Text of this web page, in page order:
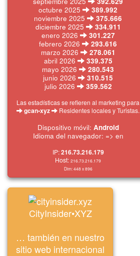
octubre 2025
389.992
noviembre 2025
375.666
diciembre 2025
334.911
enero 2026
301.227
febrero 2026
293.616
marzo 2026
278.061
abril 2026
339.375
mayo 2026
280.543
junio 2026
310.515
julio 2026
359.562
Las estadísticas se refieren al marketing para
gcan•xyz Residentes locales y Turistas.
Dispositivo móvil: Android
Idioma del navegador: => en
IP:216.73.216.179
Host: 216.73.216.179
Dim:448 x896
CityInsider•XYZ
… también en nuestro
sitio web internacional